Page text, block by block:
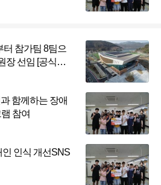
터 참가팀 8팀으
장 선임 [공식발
함께하는 장애
참여
인식 개선SNS